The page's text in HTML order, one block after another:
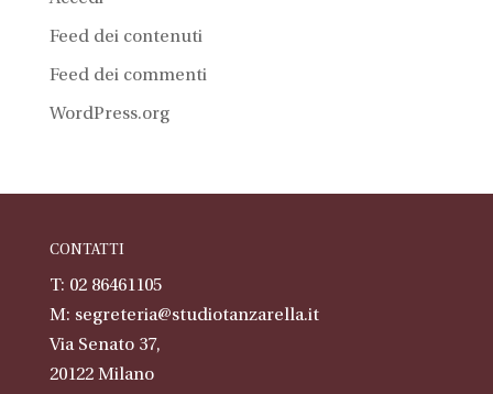
Feed dei contenuti
Feed dei commenti
WordPress.org
CONTATTI
T: 02 86461105
M: segreteria@studiotanzarella.it
Via Senato 37,
20122 Milano